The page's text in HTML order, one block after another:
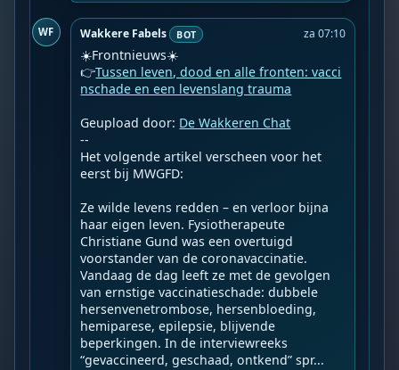
WF Wakkere Fabels BOT za 07:10
☀️Frontnieuws☀️
👉Tussen leven, dood en alle fronten: vacci
nschade en een levenslang trauma
Geupload door: De Wakkeren Chat
--
Het volgende artikel verscheen voor het
eerst bij MWGFD:
Ze wilde levens redden – en verloor bijna
haar eigen leven. Fysiotherapeute
Christiane Gund was een overtuigd
voorstander van de coronavaccinatie.
Vandaag de dag leeft ze met de gevolgen
van ernstige vaccinatieschade: dubbele
hersenvenetrombose, hersenbloeding,
hemiparese, epilepsie, blijvende
beperkingen. In de interviewreeks
“gevaccineerd, geschaad, ontkend” spr...